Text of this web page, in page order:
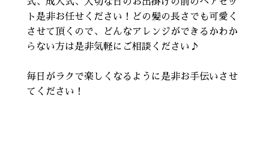
式、成人式、大切な日のお出掛けの前のヘアセッ
ト是非お任せください！どの髪の長さでも可愛く
させて頂くので、どんなアレンジができるかわか
らない方は是非気軽にご相談ください♪
毎日がラクで楽しくなるように是非お手伝いさせ
てください！